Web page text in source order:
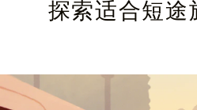
探索适合短途